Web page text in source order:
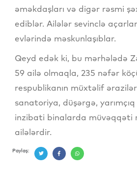
əməkdaşları və digər rəsmi
ediblər. Ailələr sevinclə
evlərində məskunlaşıblar.
Qeyd edək ki, bu mərhələdə
59 ailə olmaqla, 235 nəfər
respublikanın müxtəlif
sanatoriya, düşərgə,
inzibati binalarda müvəqqəti
ailələrdir.
Paylaş: